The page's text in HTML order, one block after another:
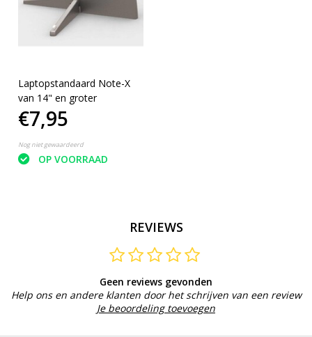
Laptopstandaard Note-X
van 14" en groter
€7,95
Nog niet gewaardeerd
OP VOORRAAD
REVIEWS
Geen reviews gevonden
Help ons en andere klanten door het schrijven van een review
Je beoordeling toevoegen